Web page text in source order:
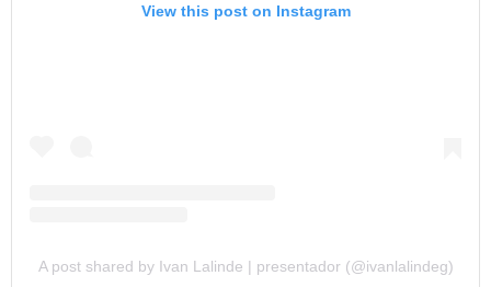
View this post on Instagram
A post shared by Ivan Lalinde | presentador (@ivanlalindeg)